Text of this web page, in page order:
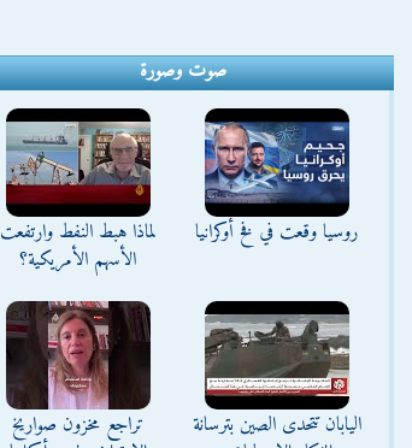
صوت وصورة
روسيا وقعت في فخ أوكرانيا
لماذا هبط النفط وارتفعت
الأسهم الأمريكية؟
اليابان تتحدى الصين بترسانة
تراجع مخزون صواريخ